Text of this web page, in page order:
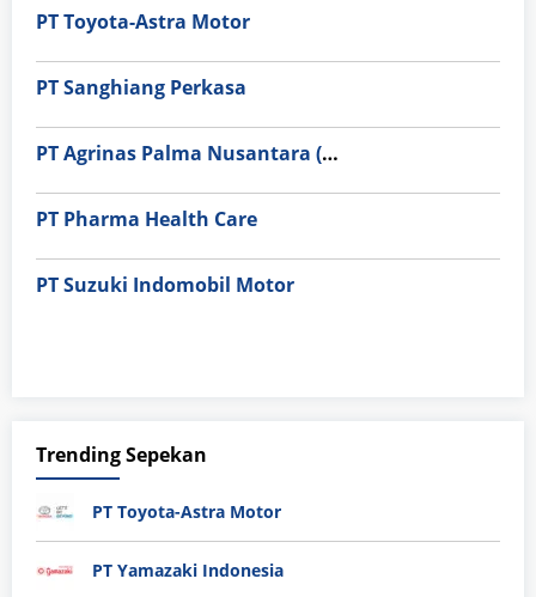
PT Toyota-Astra Motor
PT Sanghiang Perkasa
PT Agrinas Palma Nusantara (Persero)
PT Pharma Health Care
PT Suzuki Indomobil Motor
Trending Sepekan
PT Toyota-Astra Motor
PT Yamazaki Indonesia